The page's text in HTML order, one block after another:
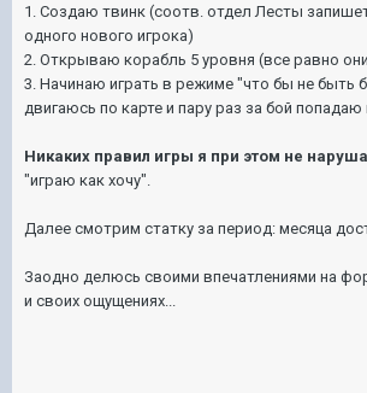
1. Создаю твинк (соотв. отдел Лесты
одного нового игрока)
2. Открываю корабль 5 уровня (все равно
3. Начинаю играть в режиме "что бы не быть
двигаюсь по карте и пару раз за бой попадаю
Никаких правил игры я при этом не
"играю как хочу".
Далее смотрим статку за период: месяца
Заодно делюсь своими впечатлениями на
и своих ощущениях...